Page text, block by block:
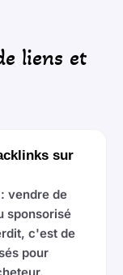
liens et
sur
vendre de
sponsorisé
c'est de
pour